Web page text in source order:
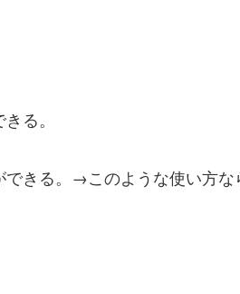
る。
きる。→このような使い方な